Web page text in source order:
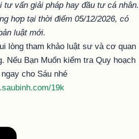
tư vấn giải pháp hay đầu tư cá nhân.
hợp tại thời điểm 05/12/2026, có
luật mới.
lòng tham khảo luật sư và cơ quan
Nếu Bạn Muốn kiểm tra Quy hoạch
cho Sáu nhé
19k